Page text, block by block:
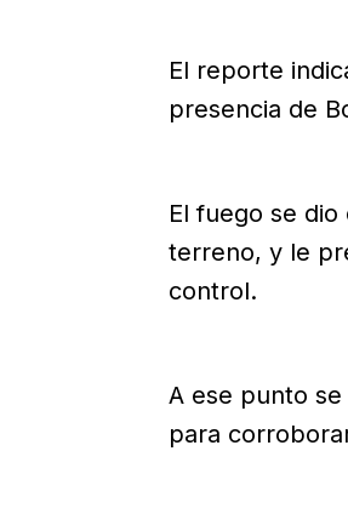
El reporte
presencia de
El fuego se
terreno, y le
control.
A ese punto
para